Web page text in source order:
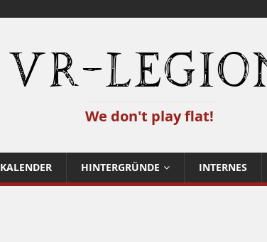
VR-
We don't play flat!
KALENDER HINTERGRÜNDE INTERNES